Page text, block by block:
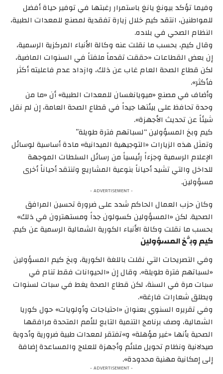
وفيما تؤكد بيونغ يانغ باستمرار رغبتها في توفير حياة أفضل
للمواطنين، انتقد كيم خلال زيارة تفقدية لمصنع للمعدات الطبية،
النظام الصحي في بلاده.
وقال كيم، بحسب ما نقلت عنه وكالة الأنباء المركزية الرسمية،
إن بعض القطاعات «حققت تقدماً ملفتاً في السنوات الماضية،
لكن قطاع الصحة العام غاب عن ذلك، وازداد عدم فاعليته أكثر
فأكثر».
وأضاف في مصنع «ميويانغسان للمعدات الطبية» أن «ما من
وحدة تحافظ على بيئتها جيداً في قطاع الصحة العامة، إن لم نقل
شيئاً عن تحديث الأجهزة».
كيم وبخ المسؤولين “لسباتهم فترة طويلة”
وتمثل هذه الزيارات «التوجيهية الميدانية» مادة أساسية لوسائل
الإعلام الرسمية وجزءاً رئيسياً من رسائل السلطات الموجهة
للداخل والتي تشيد أحياناً بنوعية المشاريع وتنتقد أحياناً أخرى
مسؤولين.
- ADVERTISEMENT -
وكان حزب العمال الحاكم شدد على ضرورة تحسين المرافق
الصحية. لكن «المسؤولين كسولون جداً ومستهترون في ذلك»
بحسب ما نقلت وكالة الأنباء الكورية الشمالية الرسمية عن كيم.
كيم وبَّخ المسؤولين
وفي التصريحات التي نقلت باللغة الكورية، وبخ كيم المسؤولين
«لسباتهم فترة طويلة». وقال إن «الحيوانات فقط تنام في
سبات مرة في السنة، لكن قطاع الصحة يغط في سبات لسنوات
ويطلق شعارات فارغة».
وفي تقريره السنوي بعنوان «احتياجات وأولويات» حول كوريا
الشمالية، وصف برنامج التنمية التابع للأمم المتحدة مرافقها
الصحية بأنها «غير مؤهلة» و»تفتقر لمعدات طبية ضرورية وأدوية
صيدلانية ونظام تحويل ملائم وأجهزة للعلاج والمساعدة إضافة
إلى إمكانية مهنية محدودة».
- ADVERTISEMENT -